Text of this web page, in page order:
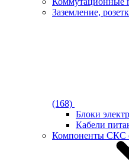
Заземление,
(168)
Блоки
Кабели
Компоненты СКС